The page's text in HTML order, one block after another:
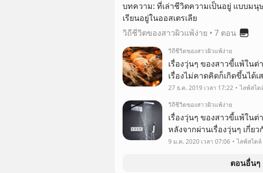
บทความ: ที่เล่าชีวิตความเป็นอยู่ แบบมนุ
เรียนอยู่ในออสเตรเลีย
วิถีชีวิตของสาวผิวแพ้ง่าย • 7 ตอน
วิถีชีวิตของสาวผิวแพ้ง่าย
เรื่องวุ่นๆ ของสาวขี้แพ้ในต่
เรื่องไม่คาดคิดก็เกิดขึ้นได้เ
แค่ไหนก็ตาม ดังเช่นดาวใน
27 ธ.ค. 2019 เวลา 17:22
ไลฟ์สไต
วิถีชีวิตของสาวผิวแพ้ง่าย
เรื่องวุ่นๆ ของสาวขี้แพ้ในต่
หลังจากผ่านเรื่องวุ่นๆ เกี่ยว
ที่สุดก็มาถึงเมือง Brisbane
9 ม.ค. 2020 เวลา 07:06 ไลฟ์สไตล์
ตอนอื่นๆ